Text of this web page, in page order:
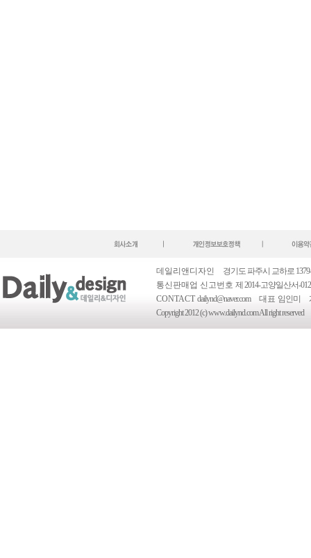
데일리앤디자인
경기도 파주시 교하로
통신판매업 신고번호 제 2014-고양일산서-
CONTACT dailynd@naver.com 대표 임인미
Copyright 2012 (c) www.dailynd.com All right reserved